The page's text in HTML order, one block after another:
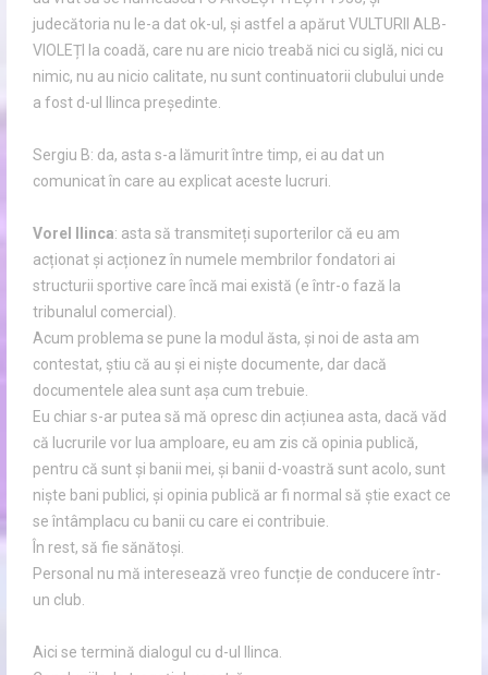
judecătoria nu le-a dat ok-ul, și astfel a apărut VULTURII ALB-
VIOLEȚI la coadă, care nu are nicio treabă nici cu siglă, nici cu
nimic, nu au nicio calitate, nu sunt continuatorii clubului unde
a fost d-ul Ilinca președinte.
Sergiu B: da, asta s-a lămurit între timp, ei au dat un
comunicat în care au explicat aceste lucruri.
Vorel Ilinca: asta să transmiteți suporterilor că eu am
acționat și acționez în numele membrilor fondatori ai
structurii sportive care încă mai există (e într-o fază la
tribunalul comercial).
Acum problema se pune la modul ăsta, și noi de asta am
contestat, știu că au și ei niște documente, dar dacă
documentele alea sunt așa cum trebuie.
Eu chiar s-ar putea să mă opresc din acțiunea asta, dacă văd
că lucrurile vor lua amploare, eu am zis că opinia publică,
pentru că sunt și banii mei, și banii d-voastră sunt acolo, sunt
niște bani publici, și opinia publică ar fi normal să știe exact ce
se întâmplacu cu banii cu care ei contribuie.
În rest, să fie sănătoși.
Personal nu mă interesează vreo funcție de conducere într-
un club.
Aici se termină dialogul cu d-ul Ilinca.